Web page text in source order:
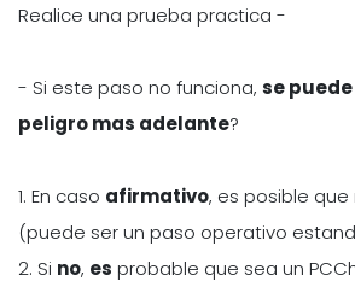
Realice una prueba practica -
- Si este paso no funciona, se
peligro mas adelante?
1. En caso afirmativo, es posible que
(puede ser un paso operativo
2. Si no, es probable que sea un